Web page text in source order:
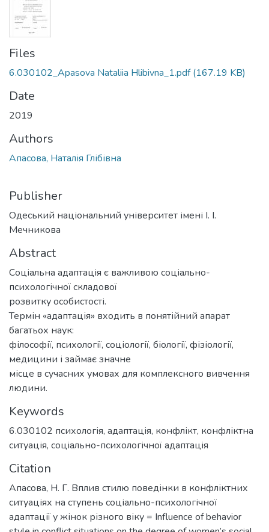
Files
6.030102_Apasova Nataliia Hlibivna_1.pdf(167.19 KB)
Date
2019
Authors
Апасова, Наталія Глібівна
Publisher
Одеський національний університет імені І. І.
Мечникова
Abstract
Соціальна адаптація є важливою соціально-
психологічної складової
розвитку особистості.
Термін «адаптація» входить в понятійний апарат
багатьох наук:
філософії, психології, соціології, біології, фізіології,
медицини і займає значне
місце в сучасних умовах для комплексного вивчення
людини.
Keywords
6.030102 психологія, адаптація, конфлікт, конфліктна
ситуація, соціально-психологічної адаптація
Citation
Апасова, Н. Г. Вплив стилю поведінки в конфліктних
ситуаціях на ступень соціально-психологічної
адаптації у жінок різного віку = Influence of behavior